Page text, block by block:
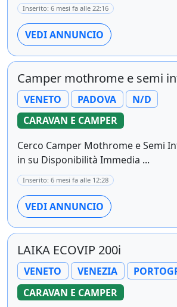
Inserito: 6 mesi fa alle 22:16
VEDI ANNUNCIO
Camper mothrome e semi
VENETO PADOVA
N/D
CARAVAN E CAMPER
Cerco Camper Mothrome e Semi
in su Disponibilità Immedia ...
Inserito: 6 mesi fa alle 12:28
VEDI ANNUNCIO
LAIKA ECOVIP 200i
VENETO VENEZIA
CARAVAN E CAMPER